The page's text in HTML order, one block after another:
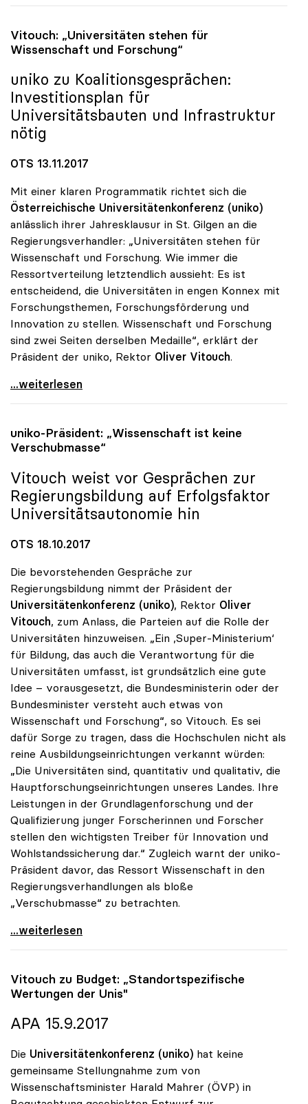
Vitouch: „Universitäten stehen für
Wissenschaft und Forschung“
uniko zu Koalitionsgesprächen:
Investitionsplan für
Universitätsbauten und Infrastruktur
nötig
OTS 13.11.2017
Mit einer klaren Programmatik richtet sich die
Österreichische Universitätenkonferenz (uniko)
anlässlich ihrer Jahresklausur in St. Gilgen an die
Regierungsverhandler: „Universitäten stehen für
Wissenschaft und Forschung. Wie immer die
Ressortverteilung letztendlich aussieht: Es ist
entscheidend, die Universitäten in engen Konnex mit
Forschungsthemen, Forschungsförderung und
Innovation zu stellen. Wissenschaft und Forschung
sind zwei Seiten derselben Medaille“, erklärt der
Präsident der uniko, Rektor Oliver Vitouch.
Vitouch: „Universitäten stehen für Wissenschaft
...weiterlesen
uniko-Präsident: „Wissenschaft ist keine
Verschubmasse“
Vitouch weist vor Gesprächen zur
Regierungsbildung auf Erfolgsfaktor
Universitätsautonomie hin
OTS 18.10.2017
Die bevorstehenden Gespräche zur
Regierungsbildung nimmt der Präsident der
Universitätenkonferenz (uniko), Rektor Oliver
Vitouch, zum Anlass, die Parteien auf die Rolle der
Universitäten hinzuweisen. „Ein ‚Super-Ministerium‘
für Bildung, das auch die Verantwortung für die
Universitäten umfasst, ist grundsätzlich eine gute
Idee – vorausgesetzt, die Bundesministerin oder der
Bundesminister versteht auch etwas von
Wissenschaft und Forschung“, so Vitouch. Es sei
dafür Sorge zu tragen, dass die Hochschulen nicht als
reine Ausbildungseinrichtungen verkannt würden:
„Die Universitäten sind, quantitativ und qualitativ, die
Hauptforschungseinrichtungen unseres Landes. Ihre
Leistungen in der Grundlagenforschung und der
Qualifizierung junger Forscherinnen und Forscher
stellen den wichtigsten Treiber für Innovation und
Wohlstandssicherung dar.“ Zugleich warnt der uniko-
Präsident davor, das Ressort Wissenschaft in den
Regierungsverhandlungen als bloße
„Verschubmasse“ zu betrachten.
uniko-Präsident: „Wissenschaft ist keine
...weiterlesen
Vitouch zu Budget: „Standortspezifische
Wertungen der Unis"
APA 15.9.2017
Die Universitätenkonferenz (uniko) hat keine
gemeinsame Stellungnahme zum von
Wissenschaftsminister Harald Mahrer (ÖVP) in